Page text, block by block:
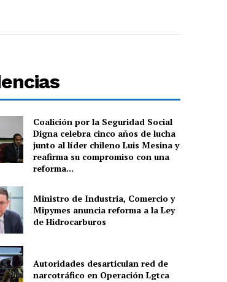
Coalición por la Seguridad Social
Digna celebra cinco años de lucha
junto al líder chileno Luis Mesina y
reafirma su compromiso con una
reforma...
Ministro de Industria, Comercio y
Mipymes anuncia reforma a la Ley
de Hidrocarburos
Autoridades desarticulan red de
narcotráfico en Operación Lgtca